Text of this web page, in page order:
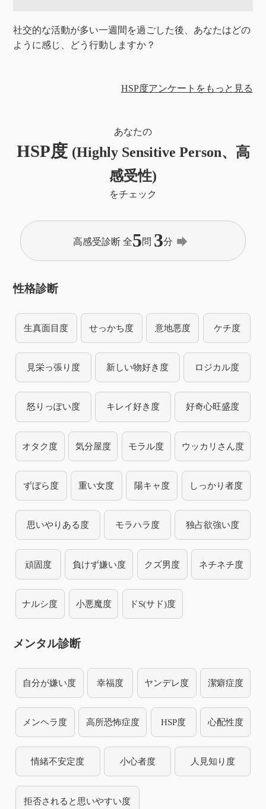
社交的な活動が多い一週間を過ごした後、あなたはどの
ように感じ、どう行動しますか？
HSP度アンケートをもっと見る
あなたの
HSP度 (Highly Sensitive Person、高
感受性)
をチェック
高感受診断 全5問 3分 forward
性格診断
生真面目度 せっかち度 意地悪度 ケチ度
見栄っ張り度 新しい物好き度 ロジカル度
怒りっぽい度 キレイ好き度 好奇心旺盛度
オタク度 気分屋度 モラル度 ウッカリさん度
ずぼら度 重い女度 陽キャ度 しっかり者度
思いやりある度 モラハラ度 独占欲強い度
頑固度 負けず嫌い度 クズ男度 ネチネチ度
ナルシ度 小悪魔度 ドS(サド)度
メンタル診断
自分が嫌い度 幸福度 ヤンデレ度 潔癖症度
メンヘラ度 高所恐怖症度 HSP度 心配性度
情緒不安定度 小心者度 人見知り度
拒否されると思いやすい度